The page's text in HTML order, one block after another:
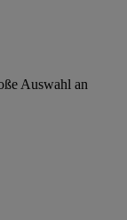
Auswahl an